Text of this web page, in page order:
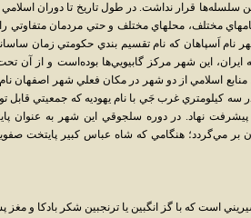
سلسله‌ها قرار نداشت. در طول تاريخ تا دوران
مختلف، محلهاي مختلف و حتي مردمان متفاوتي را
نام اَسپاهان که نام تقسيم بندي حکومتي زمان
اين شهر مرکز گابيويي‌ها بوده‌است و از آن تحت
اوليه اسلامي، منابع اسلامي از دو شهر در مکان فعلي شهر
غرب جَي با نام يهوديه که جمعيتي قابل
پيشرفت نهاد. در دوره سلجوقي اين شهر به عنوان
بر مي‌گردد؛ هنگامي که شاه عباس کبير پايتخت
است که با گز انگبين يا ترنجبين شکر بادکا و مغز